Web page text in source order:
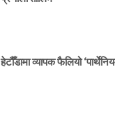
हेटौँडामा व्यापक फैलियो